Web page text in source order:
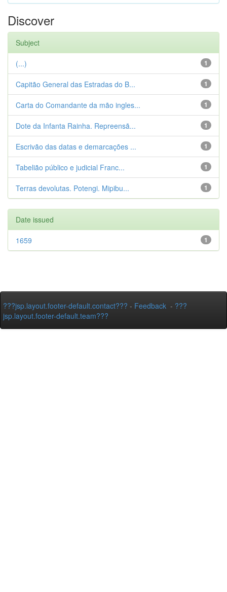
Discover
Subject
1
(...)
1
Capitão General das Estradas do B...
1
Carta do Comandante da mão ingles...
1
Dote da Infanta Rainha. Repreensã...
1
Escrivão das datas e demarcações ...
1
Tabelião público e judicial Franc...
1
Terras devolutas. Potengi. Mipibu...
Date issued
1
1659
???jsp.layout.footer-default.contact??? - Feedback - ???
jsp.layout.footer-default.team???